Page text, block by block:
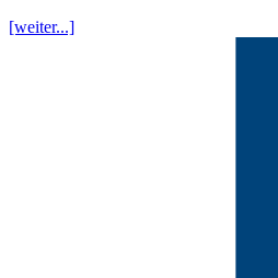
[weiter...]